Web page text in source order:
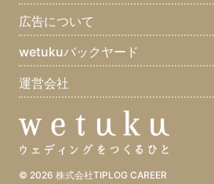
好きなマンガは？(8)
好きな映画は？(8) 好きなテレビ番組は
好きなゲームは？(3) 好きなブランドは？
好きな場所は？(10)
好きな休日の過ごし方は？(12)
好きな言葉は？(12) 一つだけ願いが叶う
広告について
wetukuバックヤード
運営会社
© 2026 株式会社TIPLOG CAREER